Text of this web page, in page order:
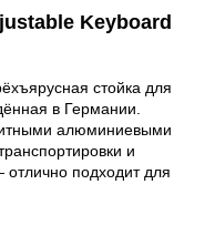
Keyboard
стойка для
в Германии.
алюминиевыми
и
подходит для